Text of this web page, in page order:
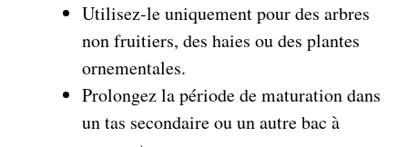
Utilisez-le uniquement pour des arbres
non fruitiers, des haies ou des plantes
ornementales.
Prolongez la période de maturation dans
un tas secondaire ou un autre bac à